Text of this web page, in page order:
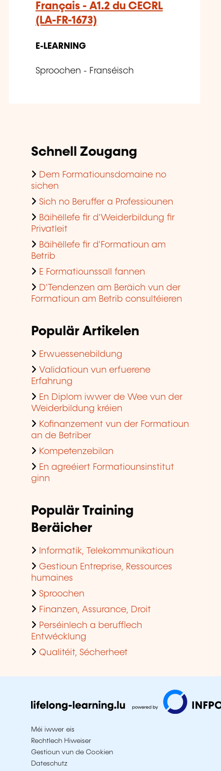
Français - A1.2 du CECRL
(LA-FR-1673)
E-LEARNING
Sproochen - Franséisch
Schnell Zougang
Dem Formatiounsdomaine no
sichen
Sich no Beruffer a Professiounen
Bäihëllefe fir d'Weiderbildung fir
Privatleit
Bäihëllefe fir d'Formatioun am
Betrib
E Formatiounssall fannen
D'Tendenzen am Beräich vun der
Formatioun am Betrib consultéieren
Populär Artikelen
Erwuessenebildung
Validatioun vun erfuerene
Erfahrung
En Diplom iwwer de Wee vun der
Weiderbildung kréien
Kofinanzement vun der Formatioun
an de Betriber
Kompetenzebilan
En agreéiert Formatiounsinstitut
ginn
Populär Training
Beräicher
Informatik, Telekommunikatioun
Gestioun Entreprise, Ressources
humaines
Sproochen
Finanzen, Assurance, Droit
Perséinlech a berufflech
Entwécklung
Qualitéit, Sécherheet
Méi iwwer eis
Rechtlech Hiweiser
Gestioun vun de Cookien
Dateschutz